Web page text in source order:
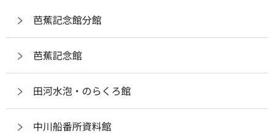
芭蕉記念館分館
芭蕉記念館
田河水泡・のらくろ館
中川船番所資料館